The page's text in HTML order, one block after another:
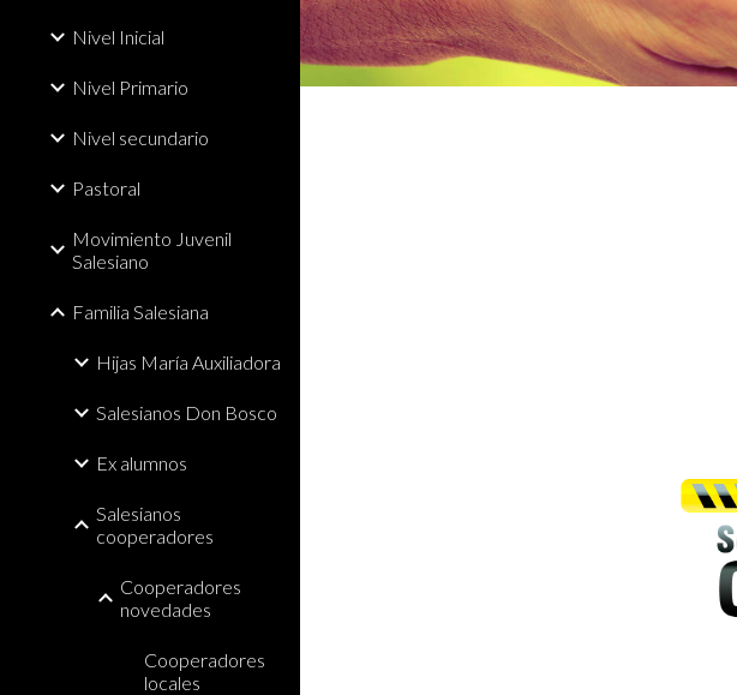
Nivel Inicial
Nivel Primario
Nivel secundario
Pastoral
Movimiento Juvenil
Salesiano
Familia Salesiana
Hijas María Auxiliadora
Salesianos Don Bosco
Ex alumnos
Salesianos
cooperadores
Cooperadores
novedades
Cooperadores
locales